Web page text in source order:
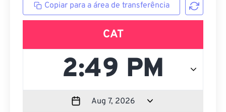
Copiar para a área de transferência
CAT